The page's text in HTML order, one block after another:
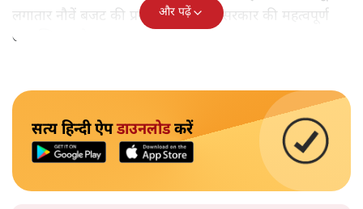
लगातार नौवें बजट की प्रस्तुति को अपनी सरकार की महत्वपूर्ण
उपलब्धि बताने पर मजबूर होना पड़ा।
और पढ़ें
सत्य हिन्दी ऐपडाउनलोडकरें